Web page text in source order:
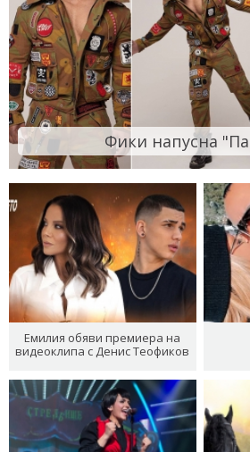
Фики напусна
Емилия обяви премиера на
видеоклипа с Денис Теофиков